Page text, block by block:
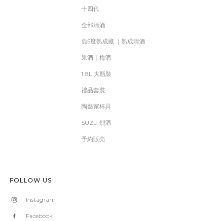
十四代
全部清酒
負5度熟成藏 ｜熟成清酒
果酒｜梅酒
1.8L 大瓶裝
禮品套裝
陶藝家杯具
SUZU 烈酒
予約販売
FOLLOW US
Instagram
Facebook